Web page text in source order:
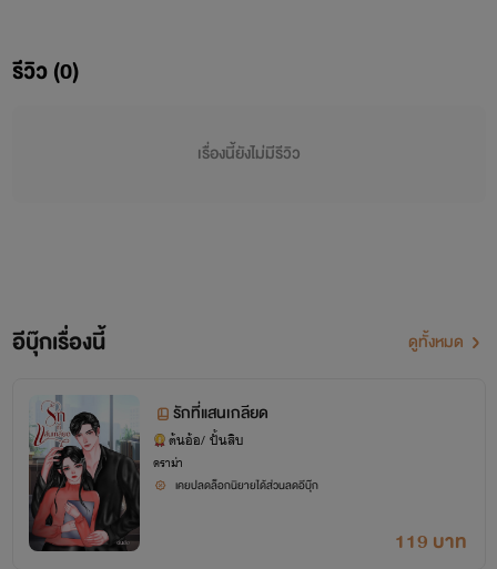
รีวิว (0)
เรื่องนี้ยังไม่มีรีวิว
อีบุ๊กเรื่องนี้ ดูทั้งหมด
รักที่แสนเกลียด
ต้นอ้อ/ ปั้นสิบ
ดราม่า
เคยปลดล็อกนิยายได้ส่วนลดอีบุ๊ก
119 บาท